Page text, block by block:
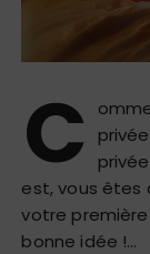
C
est, vous êtes
votre première
bonne idée !…